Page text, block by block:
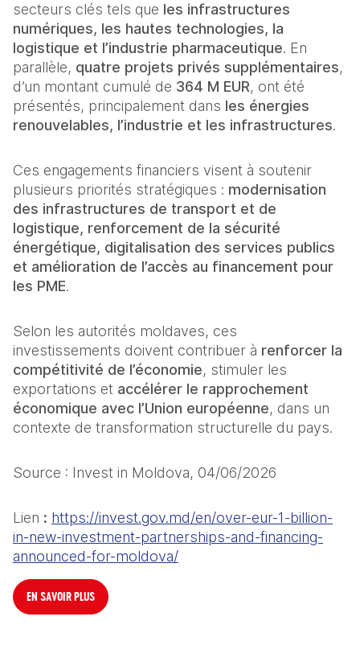
secteurs clés tels que les infrastructures
numériques, les hautes technologies, la
logistique et l’industrie pharmaceutique. En
parallèle, quatre projets privés supplémentaires,
d’un montant cumulé de 364 M EUR, ont été
présentés, principalement dans les énergies
renouvelables, l’industrie et les infrastructures.
Ces engagements financiers visent à soutenir
plusieurs priorités stratégiques : modernisation
des infrastructures de transport et de
logistique, renforcement de la sécurité
énergétique, digitalisation des services publics
et amélioration de l’accès au financement pour
les PME.
Selon les autorités moldaves, ces
investissements doivent contribuer à renforcer la
compétitivité de l’économie, stimuler les
exportations et accélérer le rapprochement
économique avec l’Union européenne, dans un
contexte de transformation structurelle du pays.
Source : Invest in Moldova, 04/06/2026
Lien : https://invest.gov.md/en/over-eur-1-billion-
in-new-investment-partnerships-and-financing-
announced-for-moldova/
EN SAVOIR PLUS